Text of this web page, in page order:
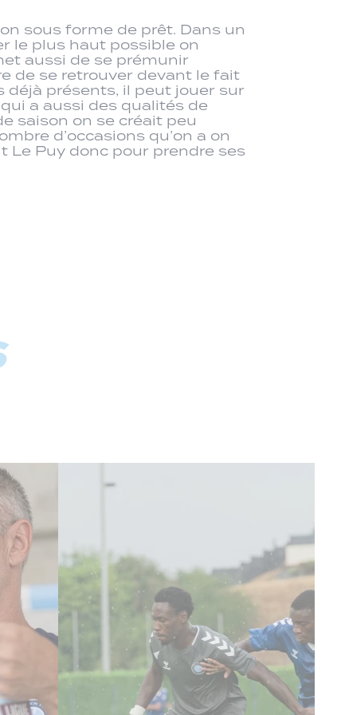
sous forme de prêt. Dans un
le plus haut possible on
aussi de se prémunir
de se retrouver devant le fait
déjà présents, il peut jouer sur
a aussi des qualités de
saison on se créait peu
d’occasions qu’on a on
Le Puy donc pour prendre ses